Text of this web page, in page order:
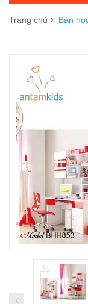
Trang chủ Bàn